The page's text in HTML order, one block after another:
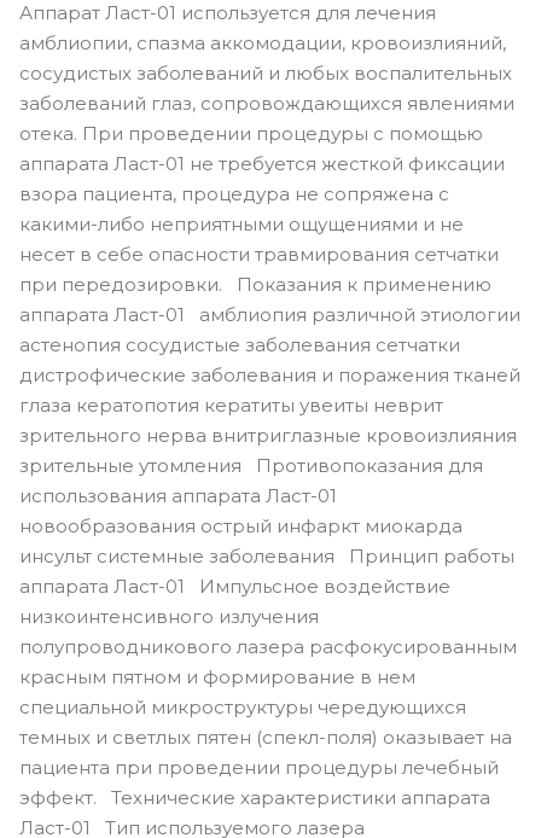
Аппарат Ласт-01 используется для лечения
амблиопии, спазма аккомодации, кровоизлияний,
сосудистых заболеваний и любых воспалительных
заболеваний глаз, сопровождающихся явлениями
отека. При проведении процедуры с помощью
аппарата Ласт-01 не требуется жесткой фиксации
взора пациента, процедура не сопряжена с
какими-либо неприятными ощущениями и не
несет в себе опасности травмирования сетчатки
при передозировки. Показания к применению
аппарата Ласт-01 амблиопия различной этиологии
астенопия сосудистые заболевания сетчатки
дистрофические заболевания и поражения тканей
глаза кератопотия кератиты увеиты неврит
зрительного нерва внитриглазные кровоизлияния
зрительные утомления Противопоказания для
использования аппарата Ласт-01
новообразования острый инфаркт миокарда
инсульт системные заболевания Принцип работы
аппарата Ласт-01 Импульсное воздействие
низкоинтенсивного излучения
полупроводникового лазера расфокусированным
красным пятном и формирование в нем
специальной микроструктуры чередующихся
темных и светлых пятен (спекл-поля) оказывает на
пациента при проведении процедуры лечебный
эффект. Технические характеристики аппарата
Ласт-01 Тип используемого лазера